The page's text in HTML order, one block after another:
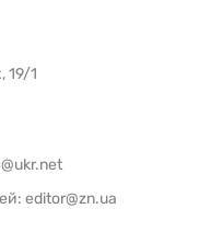
19/1
editor@zn.ua